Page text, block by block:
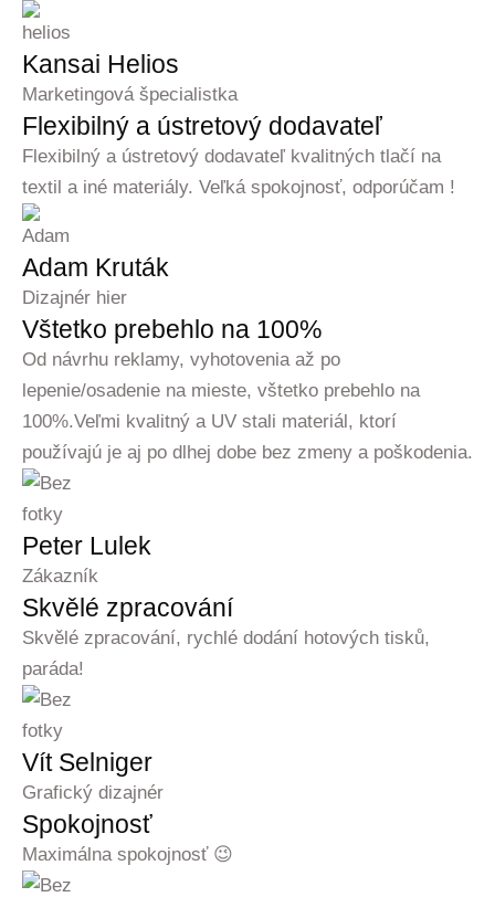
Kansai Helios
Marketingová špecialistka
Flexibilný a ústretový dodavateľ
Flexibilný a ústretový dodavateľ kvalitných tlačí na
textil a iné materiály. Veľká spokojnosť, odporúčam !
Adam Kruták
Dizajnér hier
Vštetko prebehlo na 100%
Od návrhu reklamy, vyhotovenia až po
lepenie/osadenie na mieste, vštetko prebehlo na
100%.Veľmi kvalitný a UV stali materiál, ktorí
používajú je aj po dlhej dobe bez zmeny a poškodenia.
Peter Lulek
Zákazník
Skvělé zpracování
Skvělé zpracování, rychlé dodání hotových tisků,
paráda!
Vít Selniger
Grafický dizajnér
Spokojnosť
Maximálna spokojnosť 😉